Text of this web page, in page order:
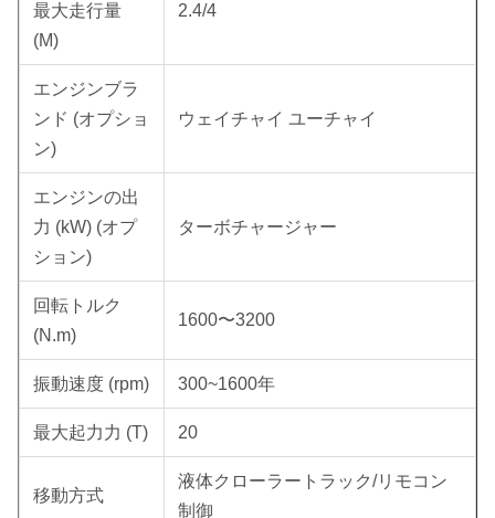
最大走行量
(M)
2.4/4
エンジンブラ
ンド (オプショ
ン)
ウェイチャイ ユーチャイ
エンジンの出
力 (kW) (オプ
ション)
ターボチャージャー
回転トルク
(N.m)
1600〜3200
振動速度 (rpm) 300~1600年
最大起力力 (T) 20
移動方式
液体クローラートラック/リモコン
制御